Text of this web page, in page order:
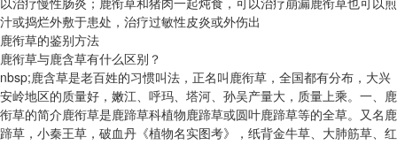
汁或捣烂外敷于患处，治疗过敏性皮炎或外伤出
鹿衔草的鉴别方法
鹿衔草与鹿含草有什么区别？
nbsp;鹿含草是老百姓的习惯叫法，正名叫鹿衔草，全国都有分布，大兴
安岭地区的质量好，嫩江、呼玛、塔河、孙吴产量大，质量上乘。一、鹿
衔草的简介鹿衔草是鹿蹄草科植物鹿蹄草或圆叶鹿蹄草等的全草。又名鹿
蹄草，小秦王草，破血丹《植物名实图考》，纸背金牛草、大肺筋草、红